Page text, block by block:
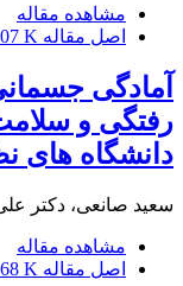
مشاهده مقاله
اصل مقاله K
آمادگی
رفتگی و
دانشگاه های
سعید صانعی، دکتر
مشاهده مقاله
اصل مقاله K